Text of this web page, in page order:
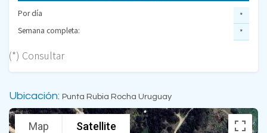
Por día
Semana completa:
*
*
(*) Consultar
Ubicación: Punta Rubia Rocha Uruguay
Map Satellite